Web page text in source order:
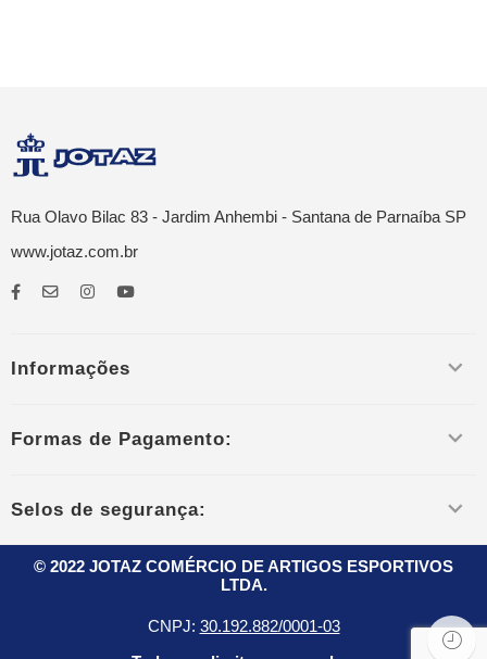
Rua Olavo Bilac 83 - Jardim Anhembi - Santana de Parnaíba SP
www.jotaz.com.br
Informações
Formas de Pagamento:
Selos de segurança:
© 2022 JOTAZ COMÉRCIO DE ARTIGOS ESPORTIVOS
LTDA.
CNPJ: 30.192.882/0001-03